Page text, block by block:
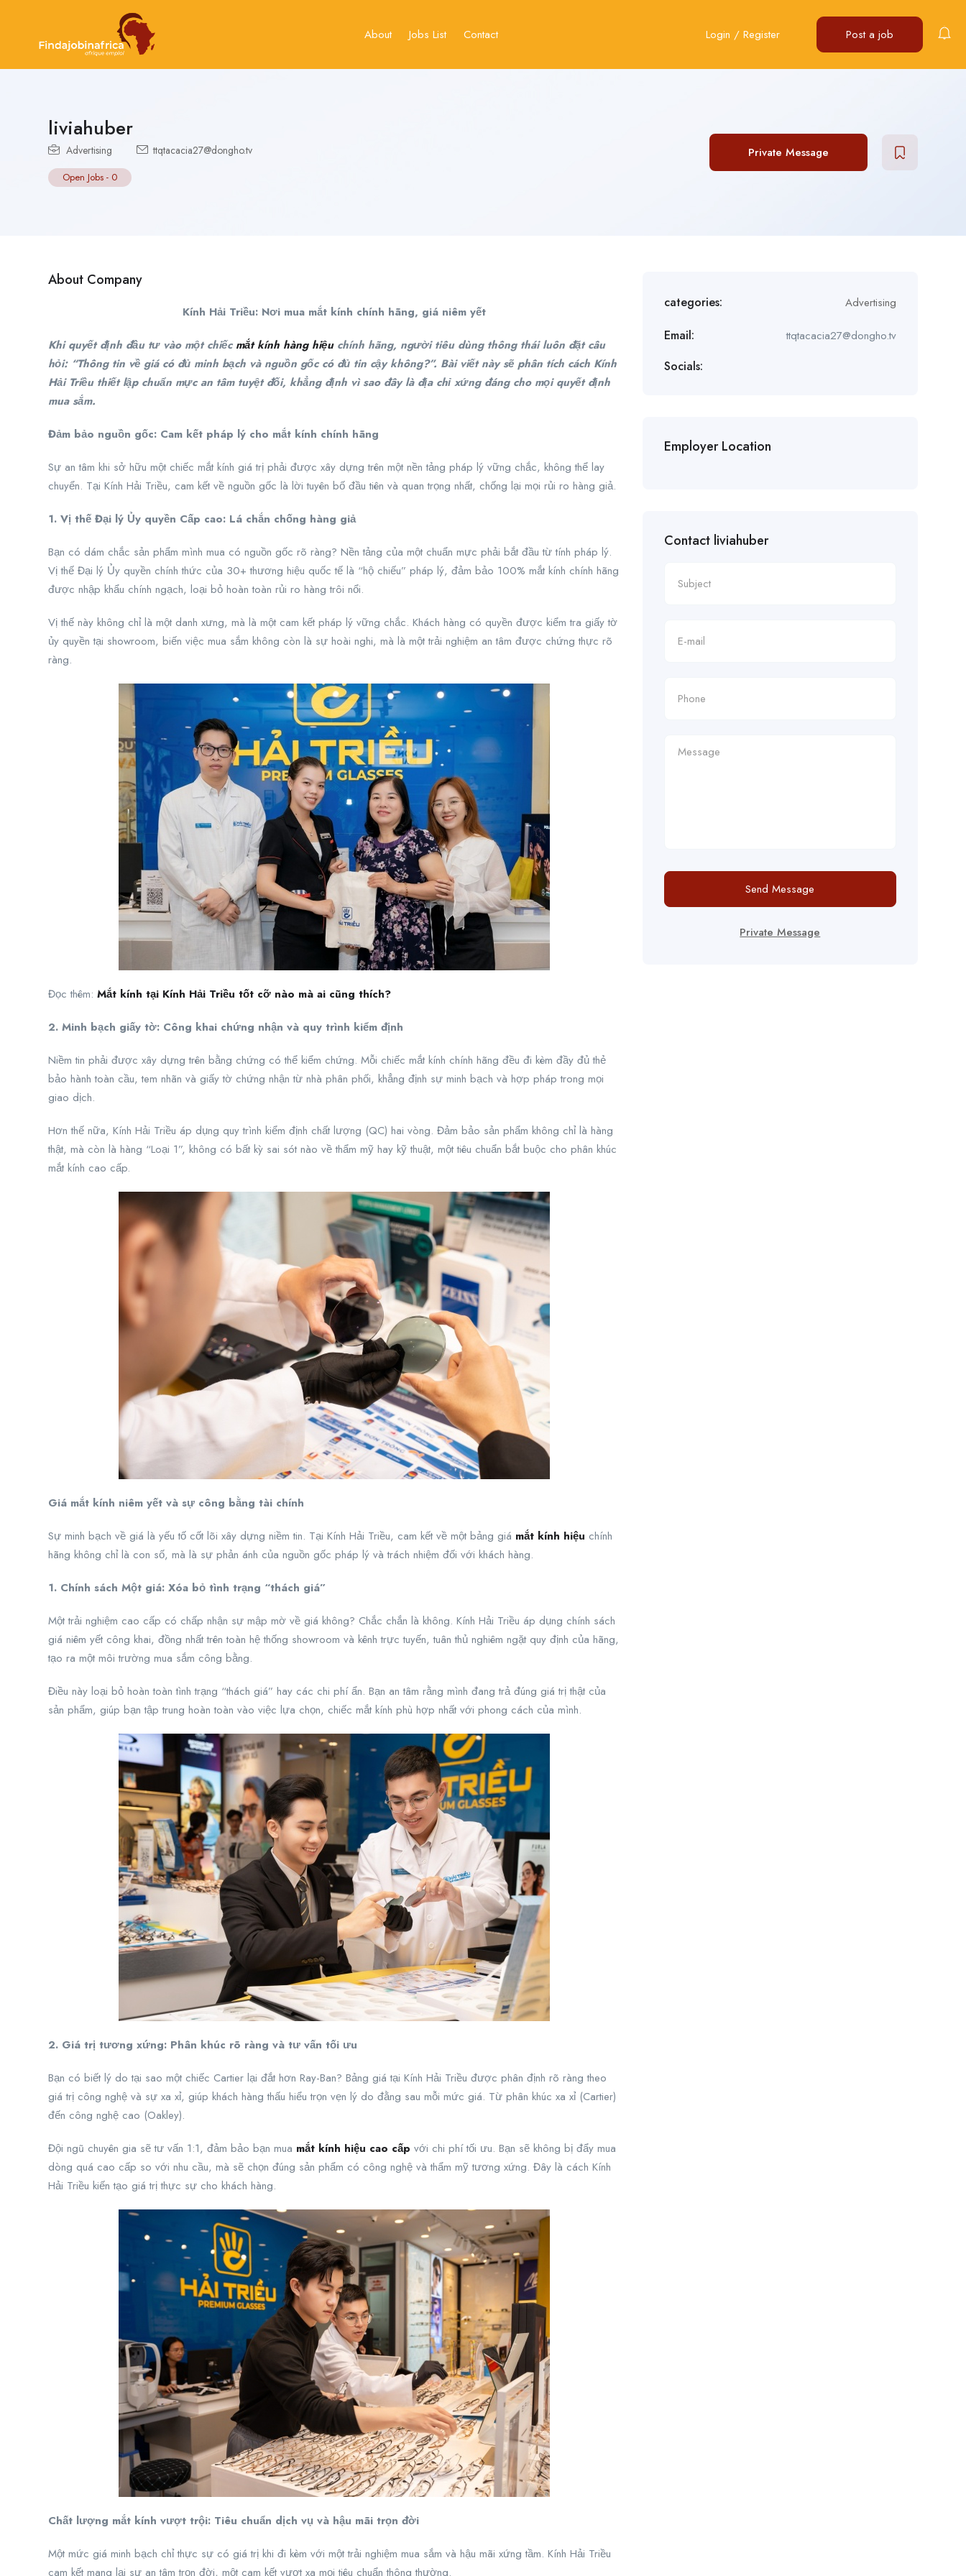
About Jobs List Contact Login / Register Post a job
liviahuber
Advertising ttqtacacia27@dongho.tv
Open Jobs - 0
Private Message
About Company
Kính Hải Triều: Nơi mua mắt kính chính hãng, giá niêm yết
Khi quyết định đầu tư vào một chiếc mắt kính hàng hiệu chính hãng, người tiêu dùng thông thái luôn đặt câu
hỏi: “Thông tin về giá có đủ minh bạch và nguồn gốc có đủ tin cậy không?”. Bài viết này sẽ phân tích cách Kính
Hải Triều thiết lập chuẩn mực an tâm tuyệt đối, khẳng định vì sao đây là địa chỉ xứng đáng cho mọi quyết định
mua sắm.
Đảm bảo nguồn gốc: Cam kết pháp lý cho mắt kính chính hãng
Sự an tâm khi sở hữu một chiếc mắt kính giá trị phải được xây dựng trên một nền tảng pháp lý vững chắc, không thể lay
chuyển. Tại Kính Hải Triều, cam kết về nguồn gốc là lời tuyên bố đầu tiên và quan trọng nhất, chống lại mọi rủi ro hàng giả.
1. Vị thế Đại lý Ủy quyền Cấp cao: Lá chắn chống hàng giả
Bạn có dám chắc sản phẩm mình mua có nguồn gốc rõ ràng? Nền tảng của một chuẩn mực phải bắt đầu từ tính pháp lý.
Vị thế Đại lý Ủy quyền chính thức của 30+ thương hiệu quốc tế là “hộ chiếu” pháp lý, đảm bảo 100% mắt kính chính hãng
được nhập khẩu chính ngạch, loại bỏ hoàn toàn rủi ro hàng trôi nổi.
Vị thế này không chỉ là một danh xưng, mà là một cam kết pháp lý vững chắc. Khách hàng có quyền được kiểm tra giấy tờ
ủy quyền tại showroom, biến việc mua sắm không còn là sự hoài nghi, mà là một trải nghiệm an tâm được chứng thực rõ
ràng.
Đọc thêm: Mắt kính tại Kính Hải Triều tốt cỡ nào mà ai cũng thích?
2. Minh bạch giấy tờ: Công khai chứng nhận và quy trình kiểm định
Niềm tin phải được xây dựng trên bằng chứng có thể kiểm chứng. Mỗi chiếc mắt kính chính hãng đều đi kèm đầy đủ thẻ
bảo hành toàn cầu, tem nhãn và giấy tờ chứng nhận từ nhà phân phối, khẳng định sự minh bạch và hợp pháp trong mọi
giao dịch.
Hơn thế nữa, Kính Hải Triều áp dụng quy trình kiểm định chất lượng (QC) hai vòng. Đảm bảo sản phẩm không chỉ là hàng
thật, mà còn là hàng “Loại 1”, không có bất kỳ sai sót nào về thẩm mỹ hay kỹ thuật, một tiêu chuẩn bắt buộc cho phân khúc
mắt kính cao cấp.
Giá mắt kính niêm yết và sự công bằng tài chính
Sự minh bạch về giá là yếu tố cốt lõi xây dựng niềm tin. Tại Kính Hải Triều, cam kết về một bảng giá mắt kính hiệu chính
hãng không chỉ là con số, mà là sự phản ánh của nguồn gốc pháp lý và trách nhiệm đối với khách hàng.
1. Chính sách Một giá: Xóa bỏ tình trạng “thách giá”
Một trải nghiệm cao cấp có chấp nhận sự mập mờ về giá không? Chắc chắn là không. Kính Hải Triều áp dụng chính sách
giá niêm yết công khai, đồng nhất trên toàn hệ thống showroom và kênh trực tuyến, tuân thủ nghiêm ngặt quy định của hãng,
tạo ra một môi trường mua sắm công bằng.
Điều này loại bỏ hoàn toàn tình trạng “thách giá” hay các chi phí ẩn. Bạn an tâm rằng mình đang trả đúng giá trị thật của
sản phẩm, giúp bạn tập trung hoàn toàn vào việc lựa chọn, chiếc mắt kính phù hợp nhất với phong cách của mình.
2. Giá trị tương xứng: Phân khúc rõ ràng và tư vấn tối ưu
Bạn có biết lý do tại sao một chiếc Cartier lại đắt hơn Ray-Ban? Bảng giá tại Kính Hải Triều được phân định rõ ràng theo
giá trị công nghệ và sự xa xỉ, giúp khách hàng thấu hiểu trọn vẹn lý do đằng sau mỗi mức giá. Từ phân khúc xa xỉ (Cartier)
đến công nghệ cao (Oakley).
Đội ngũ chuyên gia sẽ tư vấn 1:1, đảm bảo bạn mua mắt kính hiệu cao cấp với chi phí tối ưu. Bạn sẽ không bị đẩy mua
dòng quá cao cấp so với nhu cầu, mà sẽ chọn đúng sản phẩm có công nghệ và thẩm mỹ tương xứng. Đây là cách Kính
Hải Triều kiến tạo giá trị thực sự cho khách hàng.
Chất lượng mắt kính vượt trội: Tiêu chuẩn dịch vụ và hậu mãi trọn đời
Một mức giá minh bạch chỉ thực sự có giá trị khi đi kèm với một trải nghiệm mua sắm và hậu mãi xứng tầm. Kính Hải Triều
cam kết mang lại sự an tâm trọn đời, một cam kết vượt xa mọi tiêu chuẩn thông thường.
categories: Advertising
Email: ttqtacacia27@dongho.tv
Socials:
Employer Location
Contact liviahuber
Send Message
Private Message